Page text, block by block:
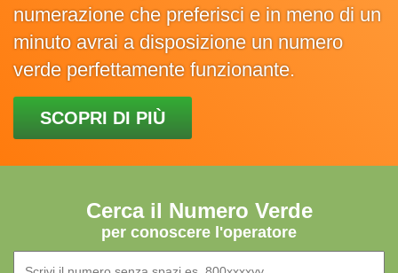
numerazione che preferisci e in meno di un
minuto avrai a disposizione un numero
verde perfettamente funzionante.
SCOPRI DI PIÙ
Cerca il Numero Verde
per conoscere l'operatore